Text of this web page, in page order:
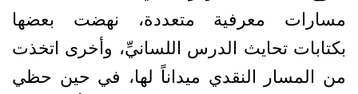
مسارات معرفية متعددة، نهضت بعضها
بكتابات تحايث الدرس اللسانيِّ، وأخرى اتخذت
من المسار النقدي ميداناً لها، في حين حظي